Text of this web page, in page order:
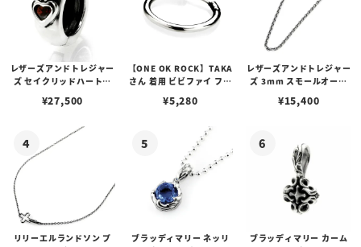
レザーズアンドトレジャー
ズ セイクリッドハートピ
¥27,500
【ONE OK ROCK】TAKA
さん 着用 ビビファイ フー
¥5,280
レザーズアンドトレジャー
ズ 3mm スモールオーバ
ブスタークラスプ＆LTロ
¥15,400
リリーエルランドソン プ
ブラッディマリー ネッリ
ブラッディマリー カーム